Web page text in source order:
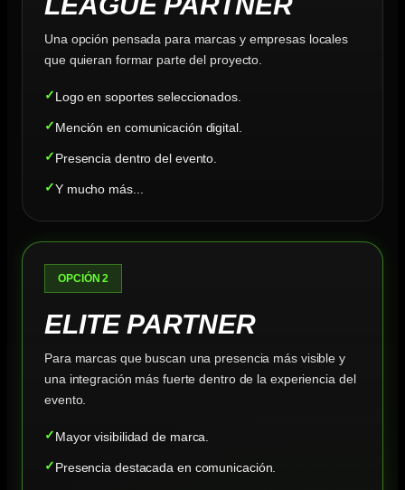
Una opción pensada para marcas y empresas locales
que quieran formar parte del proyecto.
Logo en soportes seleccionados.
Mención en comunicación digital.
Presencia dentro del evento.
Y mucho más...
OPCIÓN 2
ELITE PARTNER
Para marcas que buscan una presencia más visible y
una integración más fuerte dentro de la experiencia del
evento.
Mayor visibilidad de marca.
Presencia destacada en comunicación.